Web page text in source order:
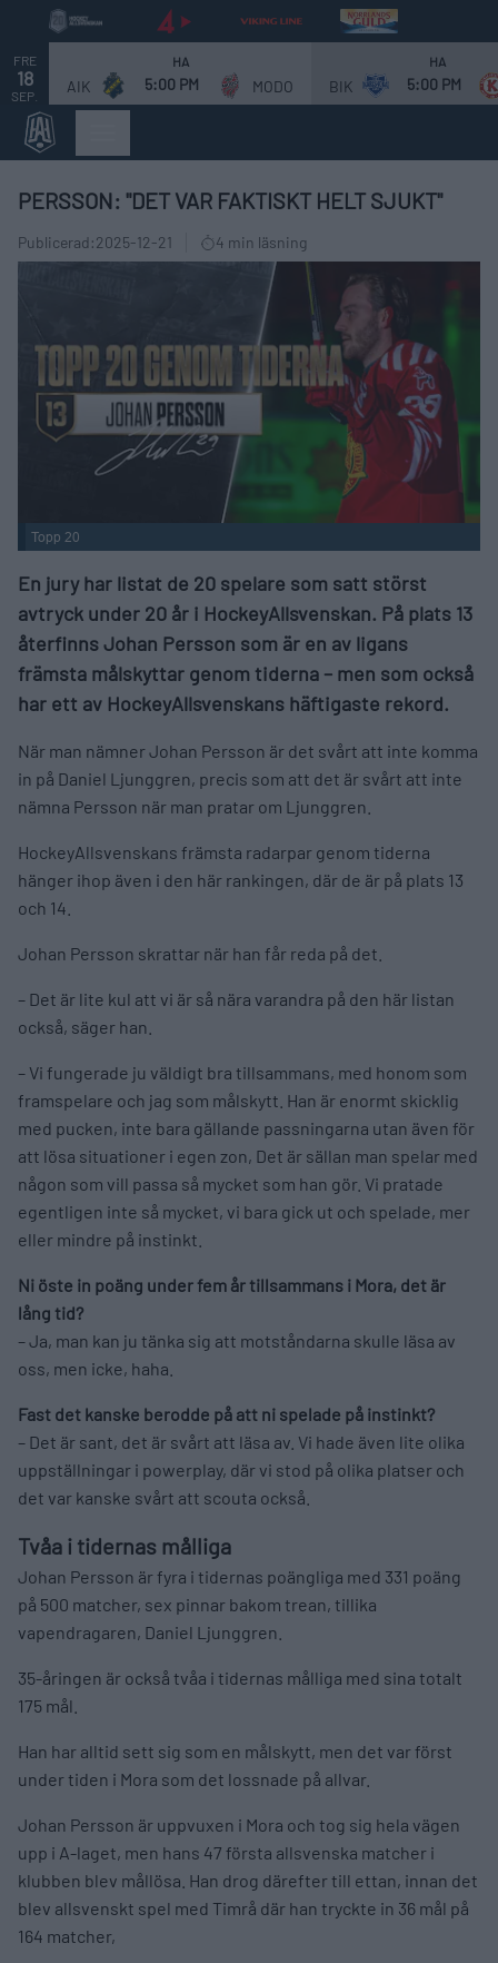
FRE
18
SEP.
HA
AIK 5:00 PM MODO
HA
BIK 5:00 PM
PERSSON: "DET VAR FAKTISKT HELT SJUKT"
Publicerad:2025-12-21 4 min läsning
Topp 20
En jury har listat de 20 spelare som satt störst
avtryck under 20 år i HockeyAllsvenskan. På plats 13
återfinns Johan Persson som är en av ligans
främsta målskyttar genom tiderna – men som också
har ett av HockeyAllsvenskans häftigaste rekord.
När man nämner Johan Persson är det svårt att inte komma
in på Daniel Ljunggren, precis som att det är svårt att inte
nämna Persson när man pratar om Ljunggren.
HockeyAllsvenskans främsta radarpar genom tiderna
hänger ihop även i den här rankingen, där de är på plats 13
och 14.
Johan Persson skrattar när han får reda på det.
– Det är lite kul att vi är så nära varandra på den här listan
också, säger han.
– Vi fungerade ju väldigt bra tillsammans, med honom som
framspelare och jag som målskytt. Han är enormt skicklig
med pucken, inte bara gällande passningarna utan även för
att lösa situationer i egen zon, Det är sällan man spelar med
någon som vill passa så mycket som han gör. Vi pratade
egentligen inte så mycket, vi bara gick ut och spelade, mer
eller mindre på instinkt.
Ni öste in poäng under fem år tillsammans i Mora, det är
lång tid?
– Ja, man kan ju tänka sig att motståndarna skulle läsa av
oss, men icke, haha.
Fast det kanske berodde på att ni spelade på instinkt?
– Det är sant, det är svårt att läsa av. Vi hade även lite olika
uppställningar i powerplay, där vi stod på olika platser och
det var kanske svårt att scouta också.
Tvåa i tidernas målliga
Johan Persson är fyra i tidernas poängliga med 331 poäng
på 500 matcher, sex pinnar bakom trean, tillika
vapendragaren, Daniel Ljunggren.
35-åringen är också tvåa i tidernas målliga med sina totalt
175 mål.
Han har alltid sett sig som en målskytt, men det var först
under tiden i Mora som det lossnade på allvar.
Johan Persson är uppvuxen i Mora och tog sig hela vägen
upp i A-laget, men hans 47 första allsvenska matcher i
klubben blev mållösa. Han drog därefter till ettan, innan det
blev allsvenskt spel med Timrå där han tryckte in 36 mål på
164 matcher,